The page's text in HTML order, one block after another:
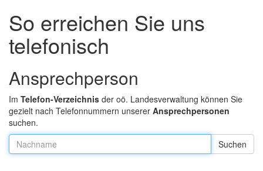
und
schließen
So erreichen Sie uns
telefonisch
Ansprechperson
Im Telefon-Verzeichnis der oö. Landesverwaltung können Sie
gezielt nach Telefonnummern unserer Ansprechpersonen
suchen.
Nachname: